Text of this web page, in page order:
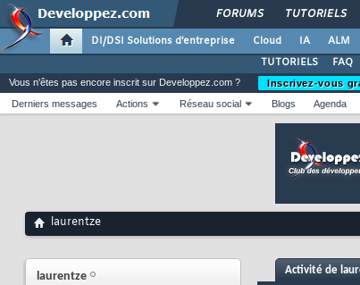
FORUMS TUTORIELS
DI/DSI Solutions d'entreprise Cloud IA ALM
TUTORIELS
FAQ
Vous n'êtes pas encore inscrit sur Developpez.com ?
Inscrivez-vous
Derniers messages
Actions Réseau social Blogs Agenda
laurentze
laurentze Activité de